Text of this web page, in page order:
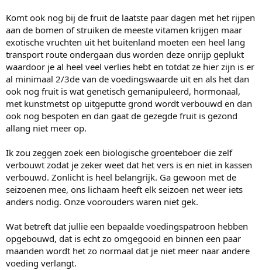
Komt ook nog bij de fruit de laatste paar dagen met het rijpen
aan de bomen of struiken de meeste vitamen krijgen maar
exotische vruchten uit het buitenland moeten een heel lang
transport route ondergaan dus worden deze onrijp geplukt
waardoor je al heel veel verlies hebt en totdat ze hier zijn is er
al minimaal 2/3de van de voedingswaarde uit en als het dan
ook nog fruit is wat genetisch gemanipuleerd, hormonaal,
met kunstmetst op uitgeputte grond wordt verbouwd en dan
ook nog bespoten en dan gaat de gezegde fruit is gezond
allang niet meer op.
Ik zou zeggen zoek een biologische groenteboer die zelf
verbouwt zodat je zeker weet dat het vers is en niet in kassen
verbouwd. Zonlicht is heel belangrijk. Ga gewoon met de
seizoenen mee, ons lichaam heeft elk seizoen net weer iets
anders nodig. Onze voorouders waren niet gek.
Wat betreft dat jullie een bepaalde voedingspatroon hebben
opgebouwd, dat is echt zo omgegooid en binnen een paar
maanden wordt het zo normaal dat je niet meer naar andere
voeding verlangt.